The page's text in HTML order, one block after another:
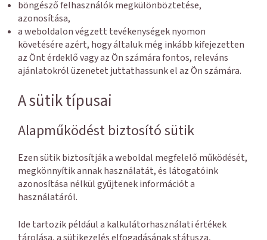
böngésző felhasználók megkülönböztetése,
azonosítása,
a weboldalon végzett tevékenységek nyomon
követésére azért, hogy általuk még inkább kifejezetten
az Önt érdeklő vagy az Ön számára fontos, releváns
ajánlatokról üzenetet juttathassunk el az Ön számára.
A sütik típusai
Alapműködést biztosító sütik
Ezen sütik biztosítják a weboldal megfelelő működését,
megkönnyítik annak használatát, és látogatóink
azonosítása nélkül gyűjtenek információt a
használatáról.
Ide tartozik például a kalkulátorhasználati értékek